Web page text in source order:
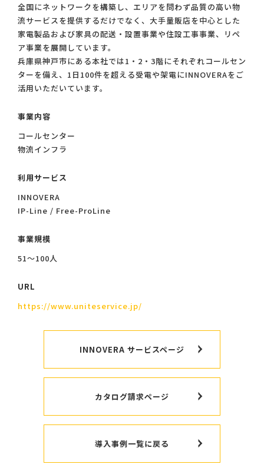
全国にネットワークを構築し、エリアを問わず品質の高い物
流サービスを提供するだけでなく、大手量販店を中心とした
家電製品および家具の配送・設置事業や住設工事事業、リペ
ア事業を展開しています。
兵庫県神戸市にある本社では1・2・3階にそれぞれコールセン
ターを備え、1日100件を超える受電や架電にINNOVERAをご
活用いただいています。
事業内容
コールセンター
物流インフラ
利用サービス
INNOVERA
IP-Line / Free-ProLine
事業規模
51〜100人
URL
https://www.uniteservice.jp/
INNOVERA サービスページ
カタログ請求ページ
導入事例一覧に戻る